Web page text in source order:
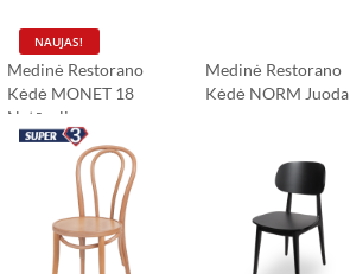
Medinė Restorano
Kėdė MONET 18
Natūrali
NAUJAS!
Medinė Restorano
Kėdė NORM Juoda